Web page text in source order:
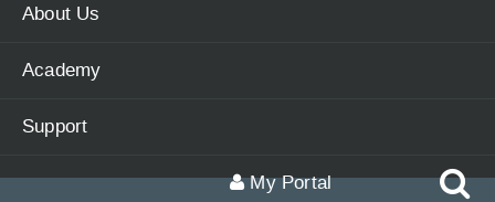
About Us
Academy
Support
My Portal